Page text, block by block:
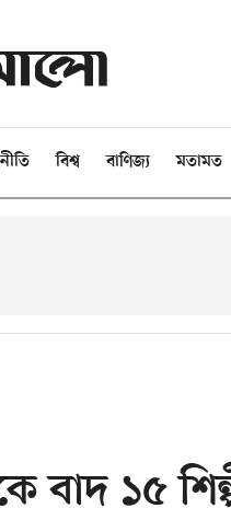
বিশ্ব বাণিজ্য মতামত
বাদ ১৫